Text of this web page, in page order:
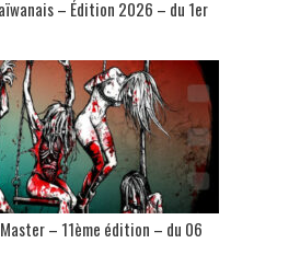
– Édition 2026 – du 1er
– 11ème édition – du 06